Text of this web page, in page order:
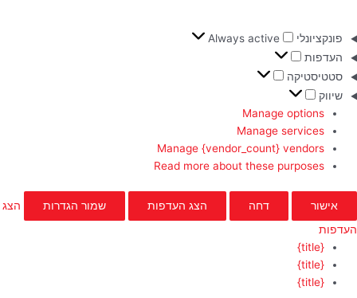
פונקציונלי
Always active
העדפות
סטטיסטיקה
שיווק
Manage options
Manage services
Manage {vendor_count} vendors
Read more about these purposes
אישור דחה הצג העדפות שמור הגדרות
הצג
העדפות
{title}
{title}
{title}